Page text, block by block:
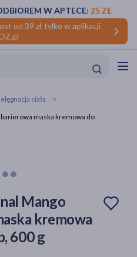
od 39 zł tylko w aplikacji
W APTECE: 25 ZŁ
ciała
maska kremowa do
Mango
kremowa
600 g